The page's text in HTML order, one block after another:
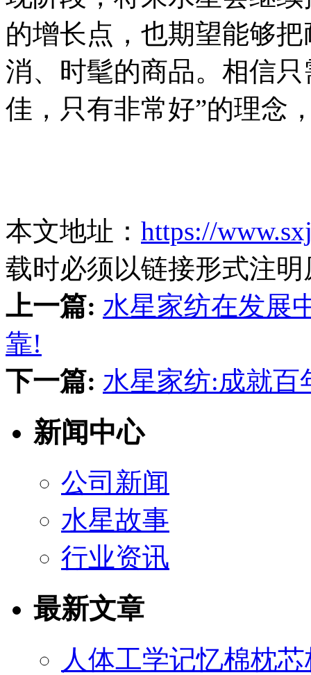
的增长点，也期望能够
消、时髦的商品。相信
佳，只有非常好”的理念
本文地址： https://
载时必须以链接形式注
上一篇: 水星家纺在发展
靠!
下一篇: 水星家纺:成就百
新闻中心
公司新闻
水星故事
行业资讯
最新文章
人体工学记忆棉枕